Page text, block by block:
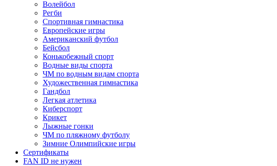
Волейбол
Регби
Спортивная гимнастика
Европейские игры
Американский футбол
Бейсбол
Конькобежный спорт
Водные виды спорта
ЧМ по водным видам спорта
Художественная гимнастика
Гандбол
Легкая атлетика
Киберспорт
Крикет
Лыжные гонки
ЧМ по пляжному футболу
Зимние Олимпийские игры
Сертификаты
FAN ID не нужен